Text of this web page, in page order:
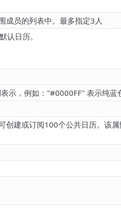
成员的列表中。最多指定3人
认日历。
示，例如："#0000FF" 表示纯蓝
创建或订阅100个公共日历。该